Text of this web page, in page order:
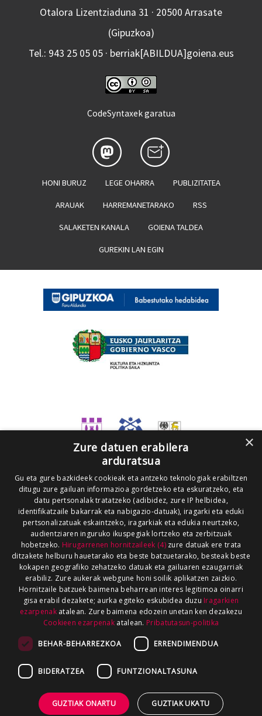
Otalora Lizentziaduna 31 · 20500 Arrasate
(Gipuzkoa)
Tel.: 943 25 05 05 · berriak[ABILDUA]goiena.eus
CodeSyntaxek garatua
HONI BURUZ LEGE OHARRA PUBLIZITATEA
ARAUAK HARREMANETARAKO RSS
SALAKETEN KANALA GOIENA TALDEA
GUREKIN LAN EGIN
×
Zure datuen erabilera
arduratsua
Gu eta gure bazkideek cookieak eta antzeko teknologiak erabiltzen
ditugu zure gailuan informazioa gordetzeko eta eskuratzeko, eta
datu pertsonalak tratatzeko (adibidez, zure IP helbidea,
identifikatzaile bakarrak eta nabigazio-datuak), iragarki eta eduki
pertsonalizatuak eskaintzeko, iragarkiak eta edukia neurtzeko,
audientziaren inguruko ikuspegiak lortzeko eta zerbitzuak
hobetzeko. Hirugarrenen hornitzaileek (4)zure datuak ere trata
ditzakete helburu hauetarako eta beste batzuetarako, besteak beste
kokapen geografiko zehatzeko datuak eta gailuaren ezaugarriak
erabiliz. Zure aukerak webgune honi soilik aplikatzen zaizkio.
Hornitzaile batzuek baimena beharrean interes legitimoa oinarri
gisa erabil dezakete; aurka egiteko eskubidea duzu Iragarkien
ezarpenakatalean. Zure baimena edozein unetan ken dezakezu
Cookieen ezarpenak atalean. Pribatutasun-politika
BEHAR-BEHARREZKOA ERRENDIMENDUA
BIDERATZEA FUNTZIONALTASUNA
GUZTIAK ONARTU GUZTIAK UKATU